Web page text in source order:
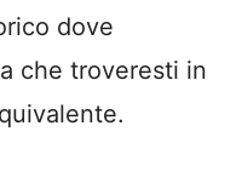
dove
che troveresti in